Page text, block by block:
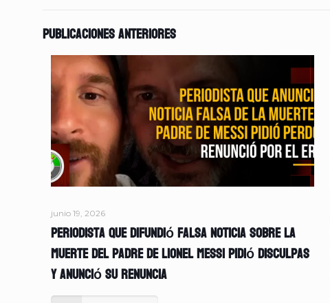
Publicaciones anteriores
junio 19, 2026
Periodista que difundió falsa noticia sobre la
muerte del padre de Lionel Messi pidió disculpas
y anunció su renuncia